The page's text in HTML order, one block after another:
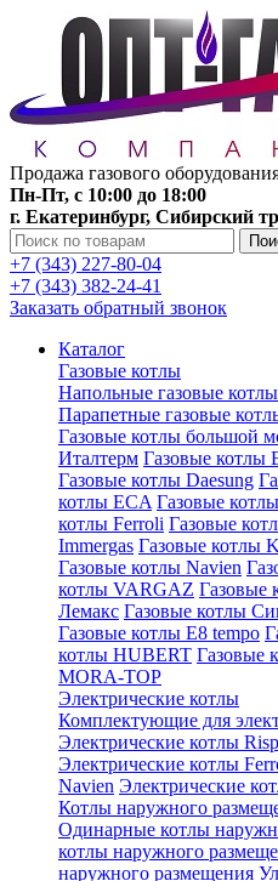
Продажа газового
Пн-Пт, с 10:00 до 18:00
г. Екатеринбург, Сибирский
+7 (343) 227-80-04
+7 (343) 382-24-41
Заказать обратный звонок
Каталог
Газовые котлы
Напольные газовые котлы
Парапетные газовые
Газовые котлы большой
Италтерм Газовые котлы
Газовые котлы Daesung
котлы ECA Газовые
котлы Ferroli Газовые
Immergas Газовые котлы
Газовые котлы Navien
котлы VARGAZ Газовые
Лемакс Газовые котлы
Газовые котлы E8 tempo
котлы HUBERT Газовые
MORA-TOP
Электрические котлы
Комплектующие для
Электрические котлы
Электрические котлы
Navien Электрические
Котлы наружного
Одинарные котлы
котлы наружного
наружного размещения